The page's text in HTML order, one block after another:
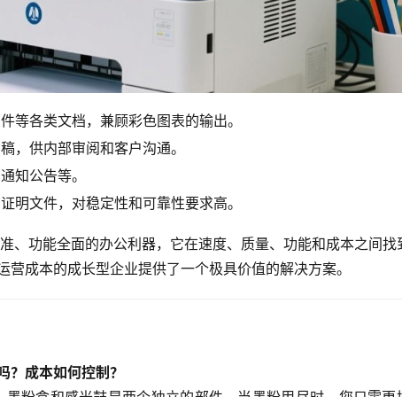
等各类文档，兼顾彩色图表的输出。
，供内部审阅和客户沟通。
知公告等。
明文件，对稳定性和可靠性要求高。
、功能全面的办公利器，它在速度、质量、功能和成本之间找
成本的成长型企业提供了一个极具价值的解决方案。
成本如何控制？